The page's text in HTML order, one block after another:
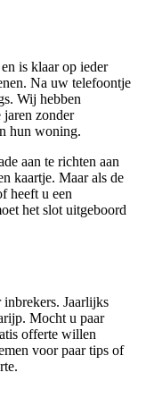
is klaar op ieder
Na uw telefoontje
Wij hebben
jaren zonder
hun woning.
aan te richten aan
kaartje. Maar als de
heeft u een
het slot uitgeboord
inbrekers. Jaarlijks
Mocht u paar
offerte willen
voor paar tips of